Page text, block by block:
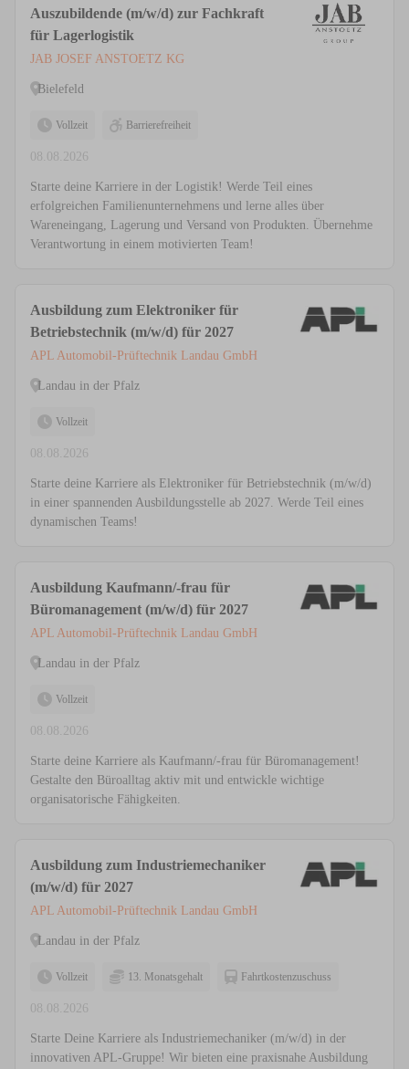
Auszubildende (m/w/d) zur Fachkraft
für Lagerlogistik
JAB JOSEF ANSTOETZ KG
Bielefeld
Vollzeit Barrierefreiheit
08.08.2026
Starte deine Karriere in der Logistik! Werde Teil eines
erfolgreichen Familienunternehmens und lerne alles über
Wareneingang, Lagerung und Versand von Produkten. Übernehme
Verantwortung in einem motivierten Team!
Ausbildung zum Elektroniker für
Betriebstechnik (m/w/d) für 2027
APL Automobil-Prüftechnik Landau GmbH
Landau in der Pfalz
Vollzeit
08.08.2026
Starte deine Karriere als Elektroniker für Betriebstechnik (m/w/d)
in einer spannenden Ausbildungsstelle ab 2027. Werde Teil eines
dynamischen Teams!
Ausbildung Kaufmann/-frau für
Büromanagement (m/w/d) für 2027
APL Automobil-Prüftechnik Landau GmbH
Landau in der Pfalz
Vollzeit
08.08.2026
Starte deine Karriere als Kaufmann/-frau für Büromanagement!
Gestalte den Büroalltag aktiv mit und entwickle wichtige
organisatorische Fähigkeiten.
Ausbildung zum Industriemechaniker
(m/w/d) für 2027
APL Automobil-Prüftechnik Landau GmbH
Landau in der Pfalz
Vollzeit 13. Monatsgehalt Fahrtkostenzuschuss
08.08.2026
Starte Deine Karriere als Industriemechaniker (m/w/d) in der
innovativen APL-Gruppe! Wir bieten eine praxisnahe Ausbildung